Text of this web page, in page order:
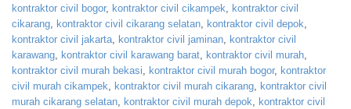
kontraktor civil bogor, kontraktor civil cikampek, kontraktor civil
cikarang, kontraktor civil cikarang selatan, kontraktor civil depok,
kontraktor civil jakarta, kontraktor civil jaminan, kontraktor civil
karawang, kontraktor civil karawang barat, kontraktor civil murah,
kontraktor civil murah bekasi, kontraktor civil murah bogor, kontraktor
civil murah cikampek, kontraktor civil murah cikarang, kontraktor civil
murah cikarang selatan, kontraktor civil murah depok, kontraktor civil